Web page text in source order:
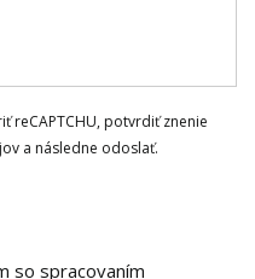
reCAPTCHU, potvrdiť znenie
a následne odoslať.
so spracovaním